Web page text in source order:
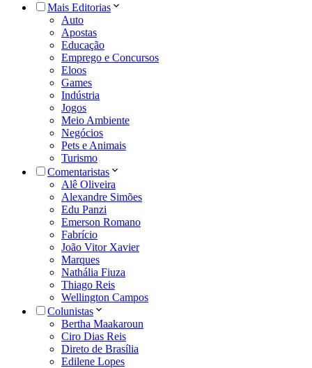
Mais Editorias
Auto
Apostas
Educação
Emprego e Concursos
Eloos
Games
Indústria
Jogos
Meio Ambiente
Negócios
Pets e Animais
Turismo
Comentaristas
Alê Oliveira
Alexandre Simões
Edu Panzi
Emerson Romano
Fabrício
João Vitor Xavier
Marques
Nathália Fiuza
Thiago Reis
Wellington Campos
Colunistas
Bertha Maakaroun
Ciro Dias Reis
Direto de Brasília
Edilene Lopes